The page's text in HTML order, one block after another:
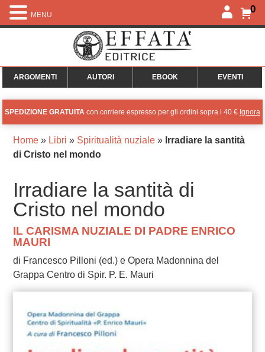
0
ARGOMENTI AUTORI EBOOK EVENTI
SPEDIZIONE GRATUITA con corriere espresso per gli ordini sopra i 40 € Ignora
Home» Libri » Spiritualità nuziale» Irradiare la santità
di Cristo nel mondo
Irradiare la santità di
Cristo nel mondo
IL CARISMA NUZIALE DI PADRE ENRICO
MAURI
di Francesco Pilloni (ed.) e Opera Madonnina del
Grappa Centro di Spir. P. E. Mauri
MENU